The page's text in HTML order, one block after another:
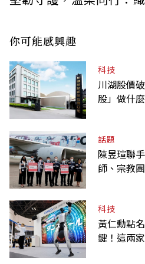
你可能感興趣
科技
川湖股價
股」做什
話題
陳昱瑄聯
師、宗教
科技
黃仁勳點
鍵！這兩